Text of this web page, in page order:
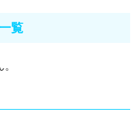
覧